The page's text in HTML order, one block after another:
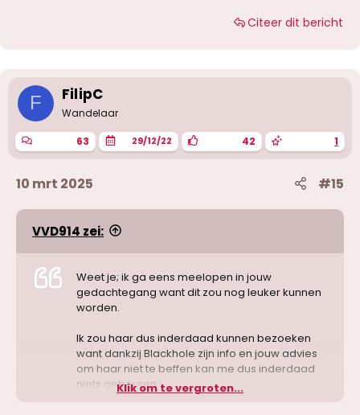
Citeer dit bericht
F FilipC
Wandelaar
63 29/12/22 42 1
10 mrt 2025 #15
VVD914 zei:
Weet je; ik ga eens meelopen in jouw
gedachtegang want dit zou nog leuker kunnen
worden.
Ik zou haar dus inderdaad kunnen bezoeken
want dankzij Blackhole zijn info en jouw advies
om haar niet te beffen kan me dus inderdaad
niets gebeuren.Klik om te vergroten...